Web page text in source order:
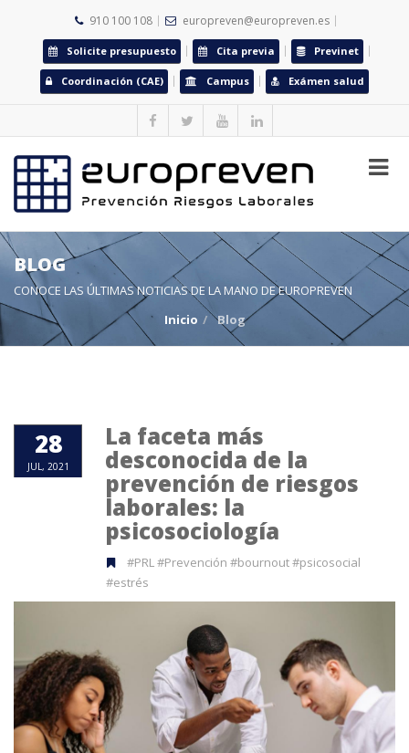
910 100 108 europreven@europreven.es
Solicite presupuesto Cita previa Previnet
Coordinación (CAE) Campus Exámen salud
BLOG
CONOCE LAS ÚLTIMAS NOTICIAS DE LA MANO DE EUROPREVEN
Inicio
Blog
28
JUL, 2021
La faceta más
desconocida de la
prevención de riesgos
laborales: la
psicosociología
#PRL #Prevención #bournout #psicosocial
#estrés